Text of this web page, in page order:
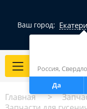
Ваш город:
Россия,
Да
Каталог
Главная